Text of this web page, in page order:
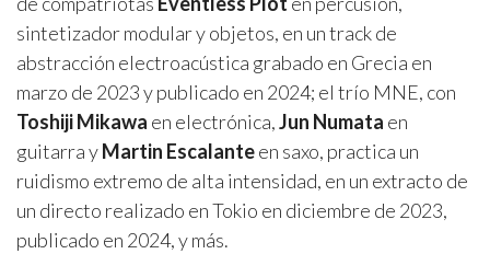
sintetizador modular y objetos, en un track de
abstracción electroacústica grabado en Grecia en
marzo de 2023 y publicado en 2024; el trío MNE, con
Toshiji Mikawa en electrónica,Jun Numata en
guitarra yMartin Escalanteen saxo, practica un
ruidismo extremo de alta intensidad, en un extracto de
un directo realizado en Tokio en diciembre de 2023,
publicado en 2024, y más.